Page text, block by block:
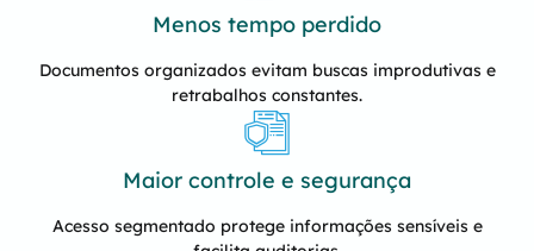
Menos tempo perdido
Documentos organizados evitam buscas improdutivas e
retrabalhos constantes.
Maior controle e segurança
Acesso segmentado protege informações sensíveis e